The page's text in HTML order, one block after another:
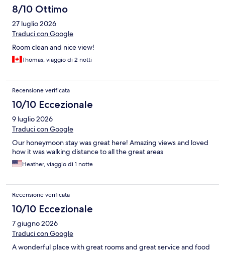
8/10 Ottimo
27 luglio 2026
Traduci con Google
Room clean and nice view!
Thomas, viaggio di 2 notti
Recensione verificata
10/10 Eccezionale
9 luglio 2026
Traduci con Google
Our honeymoon stay was great here! Amazing views and loved
how it was walking distance to all the great areas
Heather, viaggio di 1 notte
Recensione verificata
10/10 Eccezionale
7 giugno 2026
Traduci con Google
A wonderful place with great rooms and great service and food